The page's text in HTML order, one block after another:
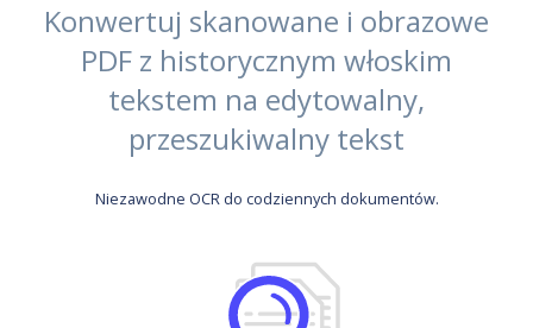
Konwertuj skanowane i obrazowe
PDF z historycznym włoskim
tekstem na edytowalny,
przeszukiwalny tekst
Niezawodne OCR do codziennych dokumentów.